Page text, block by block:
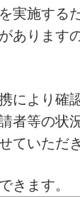
実施する
あります
により確
者等の状
ていただ
きます。